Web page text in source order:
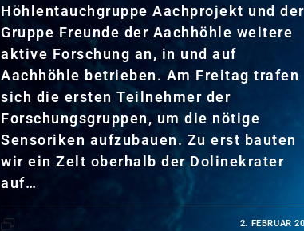
Höhlentauchgruppe Aachprojekt und der
Gruppe Freunde der Aachhöhle weitere
aktive Forschung an, in und auf
Aachhöhle betrieben. Am Freitag trafen
sich die ersten Teilnehmer der
Forschungsgruppen, um die nötige
Sensoriken aufzubauen. Zu erst bauten
wir ein Zelt oberhalb der Dolinekrater
auf…
2. FEBRUAR